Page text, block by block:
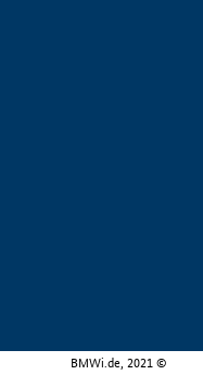
BMWi.de, 2021 ©